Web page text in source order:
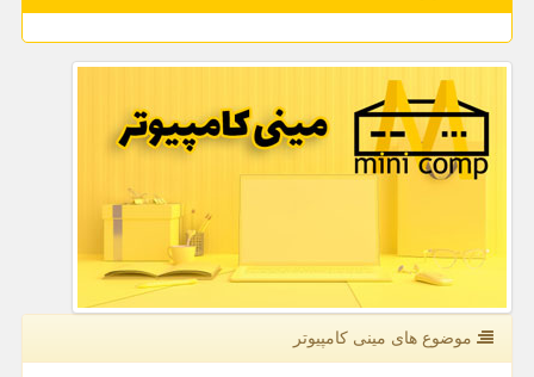
موضوع های مینی كامپیوتر